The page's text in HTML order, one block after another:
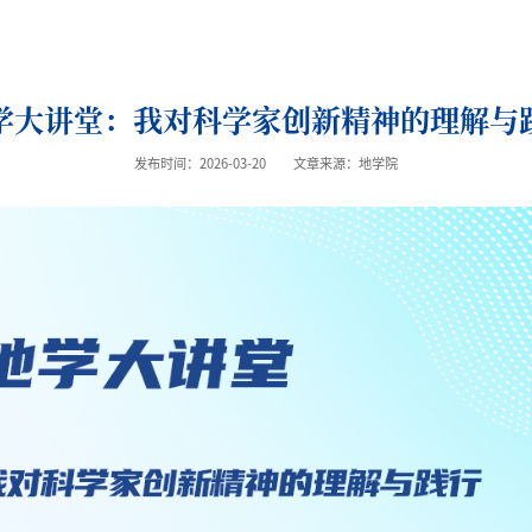
大讲堂：我对科学家创新精神的理解与
发布时间：2026-03-20 文章来源：地学院